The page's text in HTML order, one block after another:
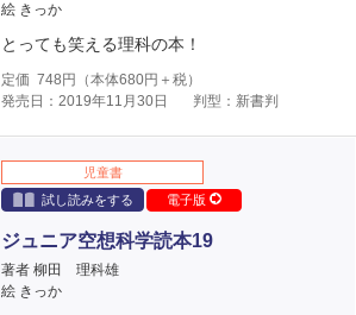
絵 きっか
とっても笑える理科の本！
定価 748 円（本体680円＋税）
発売日：2019年11月30日
判型：新書判
児童書
試し読みをする
電子版
ジュニア空想科学読本19
著者 柳田 理科雄
絵 きっか